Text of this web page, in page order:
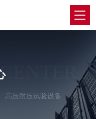
高压耐压试验设备 耐压